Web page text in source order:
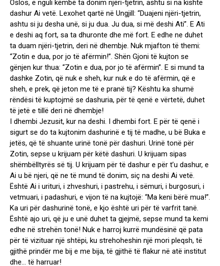
Oslos, e nguli këmbë ta donim njëri-tjetrin, ashtu si na kishte
dashur Ai vetë. Lexohet qartë në Ungjill: “Duajeni njëri-tjetrin,
ashtu si ju desha unë, si ju dua. Ju dua, si më deshi Ati”. E Ati
e deshi aq fort, sa ta dhuronte dhe më fort. E edhe ne duhet
ta duam njëri-tjetrin, deri në dhembje. Nuk mjafton të themi:
“Zotin e dua, por jo të afërmin!”. Shën Gjoni të kujton se
gënjen kur thua: “Zotin e dua, por jo të afërmin”. E si mund ta
dashke Zotin, që nuk e sheh, kur nuk e do të afërmin, që e
sheh, e prek, që jeton me të e pranë tij? Kështu ka shumë
rëndësi të kuptojmë se dashuria, për të qenë e vërtetë, duhet
të jetë e tillë deri në dhembje!
I dhembi Jezusit, kur na deshi. I dhembi fort. E për të qenë i
sigurt se do ta kujtonim dashurinë e tij të madhe, u bë Buka e
jetës, që të shuante urinë tonë për dashuri. Urinë tonë për
Zotin, sepse u krijuam për këtë dashuri. U krijuam sipas
shëmbëlltyrës së tij. U krijuam për të dashur e për t’u dashur, e
Ai u bë njeri, që ne të mund të donim, siç na deshi Ai vetë.
Është Ai i urituri, i zhveshuri, i pastrehu, i sëmuri, i burgosuri, i
vetmuari, i padashuri, e vijon të na kujtojë: “Ma keni bërë mua!”.
Ka uri për dashurinë tonë, e kjo është uri për të varfrit tanë.
Është ajo uri, që ju e unë duhet ta gjejmë, sepse mund ta kemi
edhe në strehën tonë! Nuk e harroj kurrë mundësinë që pata
për të vizituar një shtëpi, ku strehoheshin një mori pleqsh, të
gjithë prindër me bij e me bija, të gjithë të flakur në atë institut
dhe… të harruar!